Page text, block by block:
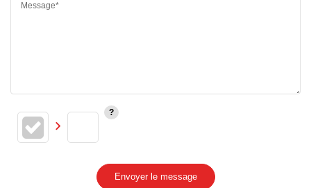
Message*
Envoyer le message